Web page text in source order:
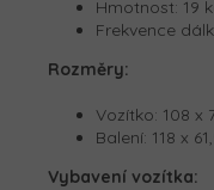
Hmotnost: 19
Frekvence
Rozměry:
Vozítko: 108 x
Balení: 118 x
Vybavení vozítka: